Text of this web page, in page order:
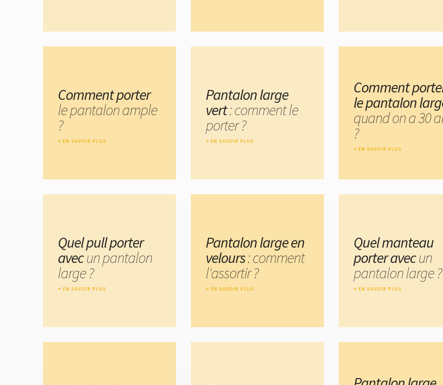
Comment porter
le pantalon ample
?
EN SAVOIR PLUS
Pantalon large
vert: comment le
porter ?
EN SAVOIR PLUS
Comment
le pantalon
quand on a 30
?
EN SAVOIR PLUS
Quel pull porter
avecun pantalon
large ?
EN SAVOIR PLUS
Pantalon large en
velours: comment
l'assortir ?
EN SAVOIR PLUS
Quel manteau
porter avecun
pantalon large ?
EN SAVOIR PLUS